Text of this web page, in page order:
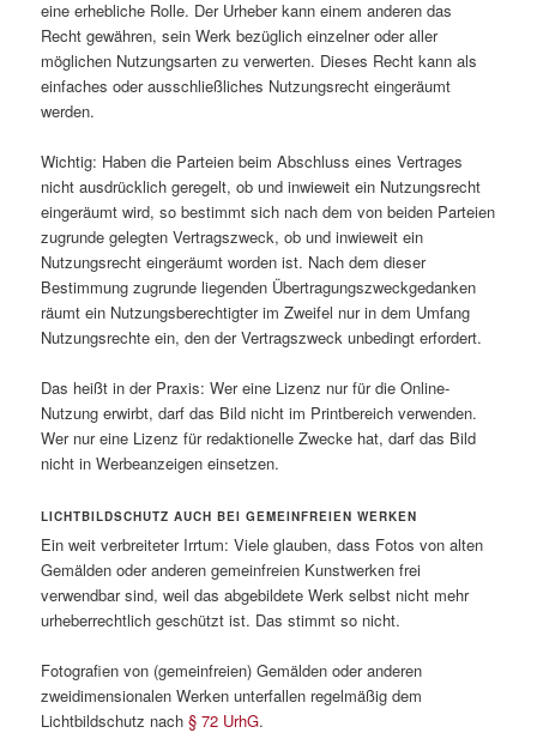
eine erhebliche Rolle. Der Urheber kann einem anderen das
Recht gewähren, sein Werk bezüglich einzelner oder aller
möglichen Nutzungsarten zu verwerten. Dieses Recht kann als
einfaches oder ausschließliches Nutzungsrecht eingeräumt
werden.
Wichtig: Haben die Parteien beim Abschluss eines Vertrages
nicht ausdrücklich geregelt, ob und inwieweit ein Nutzungsrecht
eingeräumt wird, so bestimmt sich nach dem von beiden Parteien
zugrunde gelegten Vertragszweck, ob und inwieweit ein
Nutzungsrecht eingeräumt worden ist. Nach dem dieser
Bestimmung zugrunde liegenden Übertragungszweckgedanken
räumt ein Nutzungsberechtigter im Zweifel nur in dem Umfang
Nutzungsrechte ein, den der Vertragszweck unbedingt erfordert.
Das heißt in der Praxis: Wer eine Lizenz nur für die Online-
Nutzung erwirbt, darf das Bild nicht im Printbereich verwenden.
Wer nur eine Lizenz für redaktionelle Zwecke hat, darf das Bild
nicht in Werbeanzeigen einsetzen.
LICHTBILDSCHUTZ AUCH BEI GEMEINFREIEN WERKEN
Ein weit verbreiteter Irrtum: Viele glauben, dass Fotos von alten
Gemälden oder anderen gemeinfreien Kunstwerken frei
verwendbar sind, weil das abgebildete Werk selbst nicht mehr
urheberrechtlich geschützt ist. Das stimmt so nicht.
Fotografien von (gemeinfreien) Gemälden oder anderen
zweidimensionalen Werken unterfallen regelmäßig dem
Lichtbildschutz nach§ 72 UrhG.